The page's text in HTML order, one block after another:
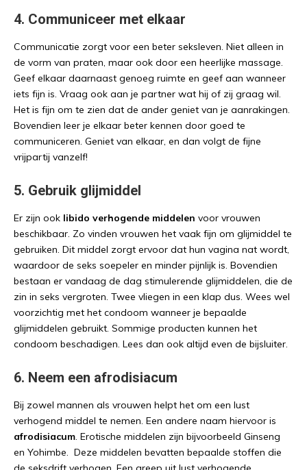
4. Communiceer met elkaar
Communicatie zorgt voor een beter seksleven. Niet alleen in
de vorm van praten, maar ook door een heerlijke massage.
Geef elkaar daarnaast genoeg ruimte en geef aan wanneer
iets fijn is. Vraag ook aan je partner wat hij of zij graag wil.
Het is fijn om te zien dat de ander geniet van je aanrakingen.
Bovendien leer je elkaar beter kennen door goed te
communiceren. Geniet van elkaar, en dan volgt de fijne
vrijpartij vanzelf!
5. Gebruik glijmiddel
Er zijn ook libido verhogende middelen voor vrouwen
beschikbaar. Zo vinden vrouwen het vaak fijn om glijmiddel te
gebruiken. Dit middel zorgt ervoor dat hun vagina nat wordt,
waardoor de seks soepeler en minder pijnlijk is. Bovendien
bestaan er vandaag de dag stimulerende glijmiddelen, die de
zin in seks vergroten. Twee vliegen in een klap dus. Wees wel
voorzichtig met het condoom wanneer je bepaalde
glijmiddelen gebruikt. Sommige producten kunnen het
condoom beschadigen. Lees dan ook altijd even de bijsluiter.
6. Neem een afrodisiacum
Bij zowel mannen als vrouwen helpt het om een lust
verhogend middel te nemen. Een andere naam hiervoor is
afrodisiacum. Erotische middelen zijn bijvoorbeeld Ginseng
en Yohimbe. Deze middelen bevatten bepaalde stoffen die